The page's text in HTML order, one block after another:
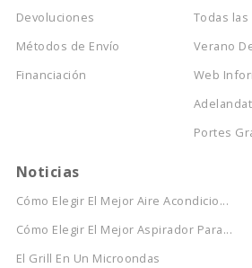
Devoluciones
Métodos de Envío
Financiación
Todas
Verano
Web
Portes
Noticias
Cómo Elegir El Mejor Aire Acondicio...
Cómo Elegir El Mejor Aspirador Para...
El Grill En Un Microondas